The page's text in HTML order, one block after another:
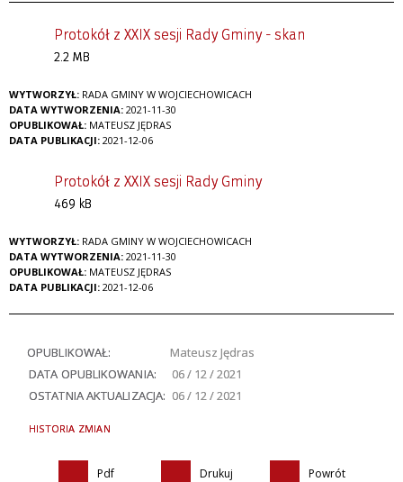
Protokół z XXIX sesji Rady Gminy - skan
2.2 MB
WYTWORZYŁ: RADA GMINY W WOJCIECHOWICACH
DATA WYTWORZENIA: 2021-11-30
OPUBLIKOWAŁ: MATEUSZ JĘDRAS
DATA PUBLIKACJI: 2021-12-06
Protokół z XXIX sesji Rady Gminy
469 kB
WYTWORZYŁ: RADA GMINY W WOJCIECHOWICACH
DATA WYTWORZENIA: 2021-11-30
OPUBLIKOWAŁ: MATEUSZ JĘDRAS
DATA PUBLIKACJI: 2021-12-06
OPUBLIKOWAŁ:
Mateusz Jędras
DATA OPUBLIKOWANIA:
06 / 12 / 2021
OSTATNIA AKTUALIZACJA: 06 / 12 / 2021
HISTORIA ZMIAN
Pdf Drukuj Powrót